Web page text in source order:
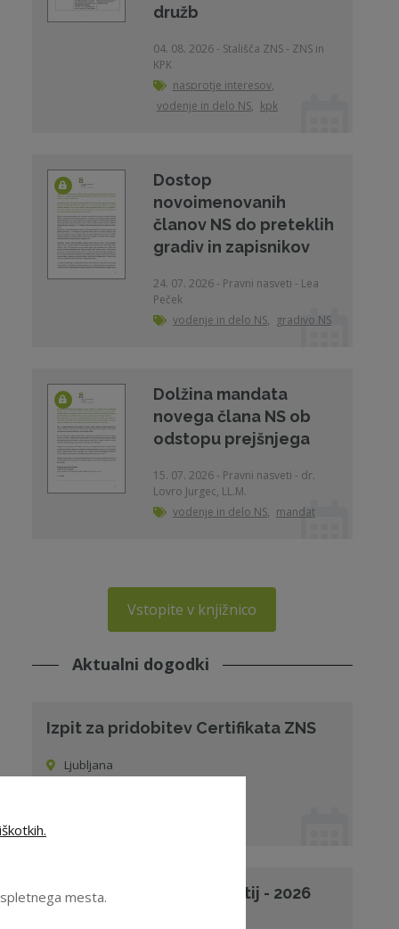
družb
04. 08. 2026 - Stališča ZNS - ZNS in
KPK
nasprotje interesov,
vodenje in delo NS, kpk
Dostop
novoimenovanih
članov NS do preteklih
gradiv in zapisnikov
24. 07. 2026 - Pravni nasveti - Lea
Peček
vodenje in delo NS, gradivo NS
Dolžina mandata
novega člana NS ob
odstopu prejšnjega
15. 07. 2026 - Pravni nasveti - dr.
Lovro Jurgec, LL.M.
vodenje in delo NS, mandat
Vstopite v knjižnico
Aktualni dogodki
Izpit za pridobitev Certifikata ZNS
Ljubljana
Upravljanje skupin podjetij - 2026
mesta.